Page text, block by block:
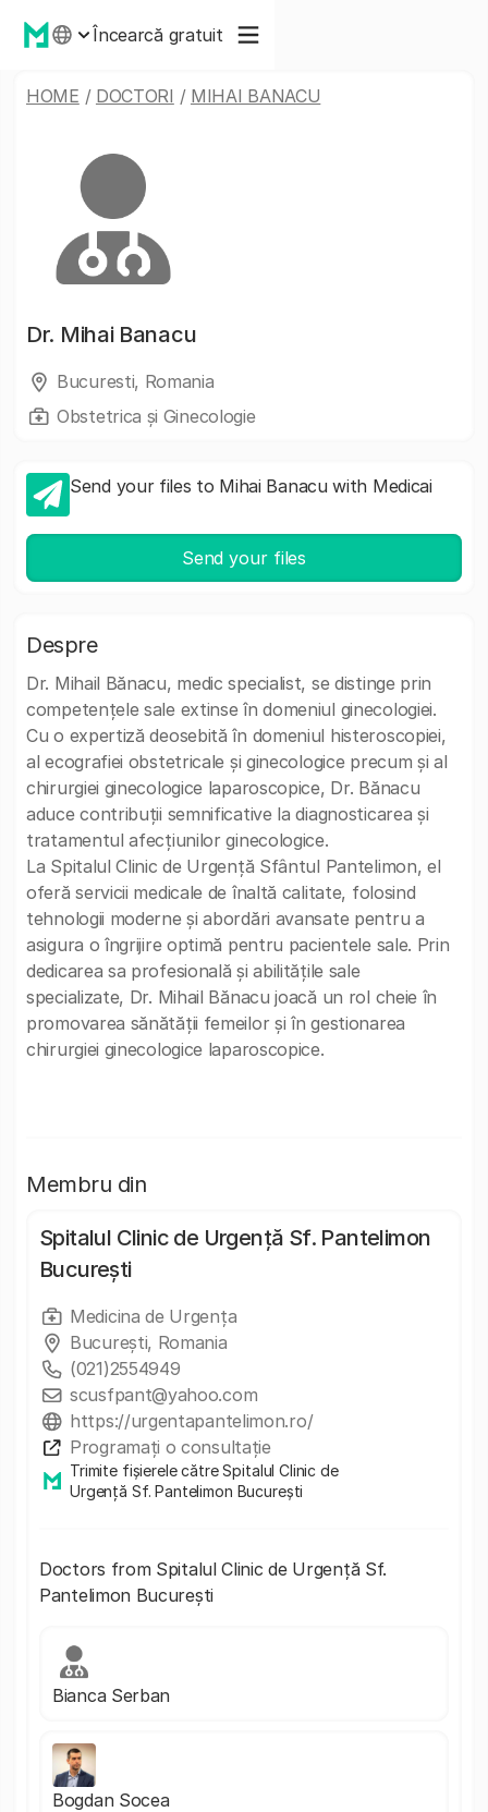
Încearcă gratuit
HOME / DOCTORI / MIHAI BANACU
Dr. Mihai Banacu
Bucuresti, Romania
Obstetrica și Ginecologie
Send your files to Mihai Banacu with Medicai
Send your files
Despre
Dr. Mihail Bănacu, medic specialist, se distinge prin
competențele sale extinse în domeniul ginecologiei.
Cu o expertiză deosebită în domeniul histeroscopiei,
al ecografiei obstetricale și ginecologice precum și al
chirurgiei ginecologice laparoscopice, Dr. Bănacu
aduce contribuții semnificative la diagnosticarea și
tratamentul afecțiunilor ginecologice.
La Spitalul Clinic de Urgență Sfântul Pantelimon, el
oferă servicii medicale de înaltă calitate, folosind
tehnologii moderne și abordări avansate pentru a
asigura o îngrijire optimă pentru pacientele sale. Prin
dedicarea sa profesională și abilitățile sale
specializate, Dr. Mihail Bănacu joacă un rol cheie în
promovarea sănătății femeilor și în gestionarea
chirurgiei ginecologice laparoscopice.
Membru din
Spitalul Clinic de Urgență Sf. Pantelimon
București
Medicina de Urgența
București, Romania
(021)2554949
scusfpant@yahoo.com
https://urgentapantelimon.ro/
Programați o consultație
Trimite fișierele către Spitalul Clinic de
Urgență Sf. Pantelimon București
Doctors from Spitalul Clinic de Urgență Sf.
Pantelimon București
Bianca Serban
Bogdan Socea